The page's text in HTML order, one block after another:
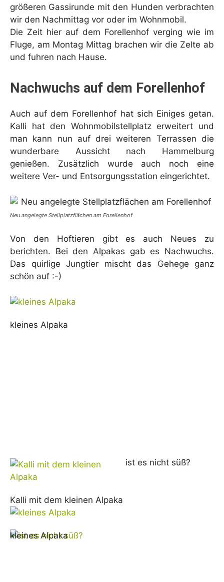
größeren Gassirunde mit den Hunden verbrachten
wir den Nachmittag vor oder im Wohnmobil.
Die Zeit hier auf dem Forellenhof verging wie im
Fluge, am Montag Mittag brachen wir die Zelte ab
und fuhren nach Hause.
Nachwuchs auf dem Forellenhof
Auch auf dem Forellenhof hat sich Einiges getan.
Kalli hat den Wohnmobilstellplatz erweitert und
man kann nun auf drei weiteren Terrassen die
wunderbare Aussicht nach Hammelburg
genießen. Zusätzlich wurde auch noch eine
weitere Ver- und Entsorgungsstation eingerichtet.
Neu angelegte Stellplatzflächen am Forellenhof
Von den Hoftieren gibt es auch Neues zu
berichten. Bei den Alpakas gab es Nachwuchs.
Das quirlige Jungtier mischt das Gehege ganz
schön auf :-)
kleines Alpaka
Kalli mit dem kleinen Alpaka
kleines Alpaka
ist es nicht süß?